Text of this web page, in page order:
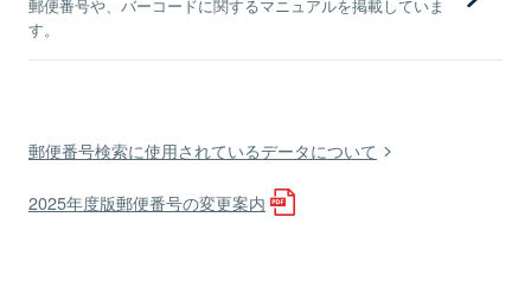
郵便番号や、バーコードに関するマニュアルを掲載していま
す。
郵便番号検索に使用されているデータについて
2025年度版郵便番号の変更案内